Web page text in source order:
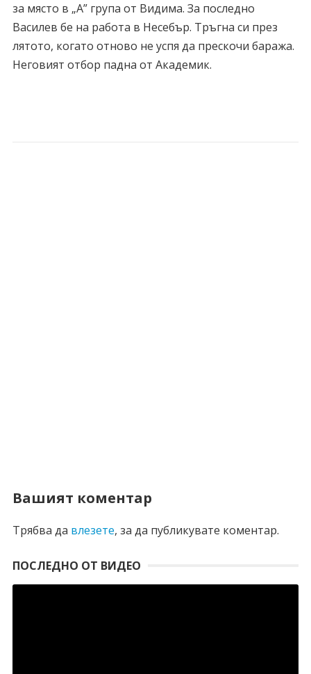
за място в „А” група от Видима. За последно
Василев бе на работа в Несебър. Тръгна си през
лятото, когато отново не успя да прескочи баража.
Неговият отбор падна от Академик.
Вашият коментар
Трябва да влезете, за да публикувате коментар.
ПОСЛЕДНО ОТ ВИДЕО